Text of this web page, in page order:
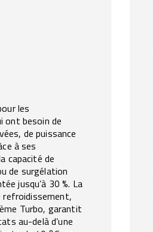
les
ont besoin de
de puissance
à ses
capacité de
de surgélation
jusqu’à 30 %. La
refroidissement,
Turbo, garantit
au-delà d’une